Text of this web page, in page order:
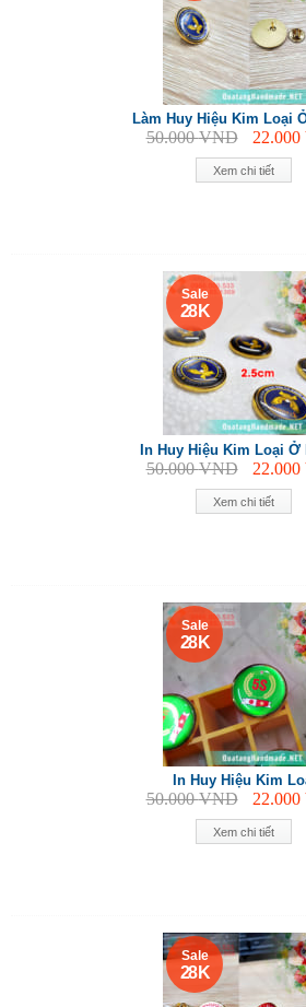
Xem chi tiết
Làm Huy Hiệu Kim Loại
50.000VND 22.000
Xem chi tiết
Sale
28 K
In Huy Hiệu Kim Loại Ở
50.000VND 22.000
Xem chi tiết
Sale
28 K
In Huy Hiệu Kim
50.000VND 22.000
Sale
28 K